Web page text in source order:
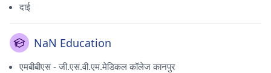
दाई
NaN Education
एमबीबीएस - जी.एस.वी.एम.मेडिकल कॉलेज कानपुर